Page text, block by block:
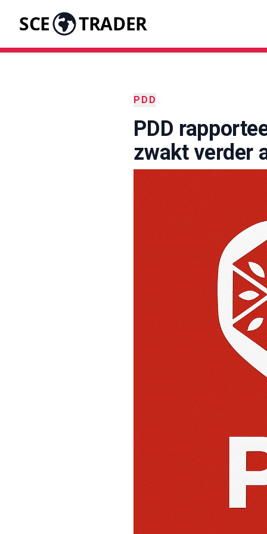
SCE TRADER
PDD
PDD
zwakt verder